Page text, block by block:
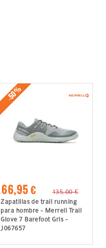
-50%
66,95 €
135,00 €
Zapatillas de trail running
para hombre - Merrell Trail
Glove 7 Barefoot Gris -
J067657